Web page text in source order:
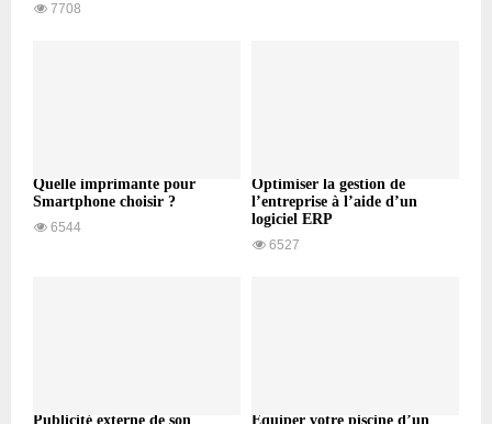
7708
Quelle imprimante pour
Smartphone choisir ?
6544
Optimiser la gestion de
l’entreprise à l’aide d’un
logiciel ERP
6527
Publicité externe de son
Équiper votre piscine d’un